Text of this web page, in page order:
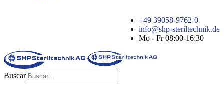
+49 39058-9762-0
info@shp-steriltechnik.de
Mo - Fr 08:00-16:30
Buscar